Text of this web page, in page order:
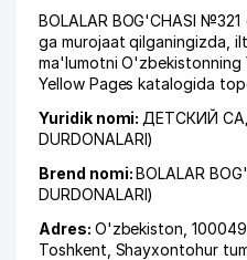
BOLALAR BOG'CHASI №321
ga murojaat qilganingizda,
ma'lumotni O'zbekistonning
Yellow Pages katalogida
Yuridik nomi: ДЕТСКИЙ
DURDONALARI)
Brend nomi:BOLALAR
DURDONALARI)
Adres: O'zbekiston, 100049,
Toshkent Shayxontohur